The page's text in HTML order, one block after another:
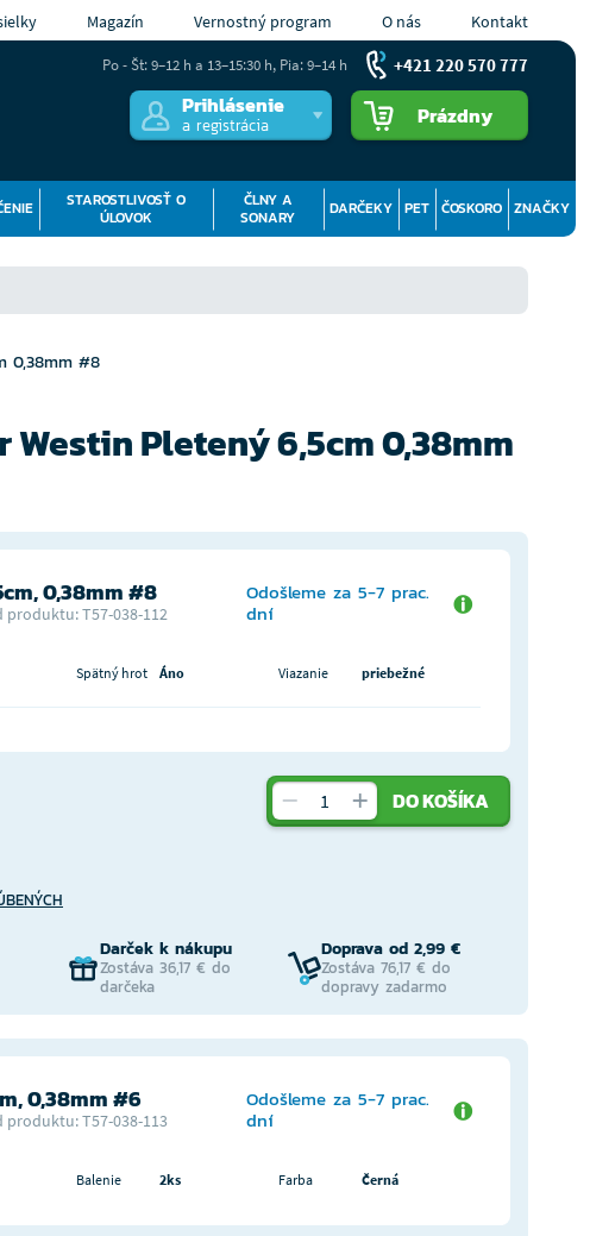
Magazín Vernostný program O nás Kontakt
Prihlásenie
a registrácia Prázdny
STAROSTLIVOSŤ O
ÚLOVOK
ČLNY A
SONARY
DARČEKY PET ČOSKORO ZNAČKY
Po - Št: 9–12 h a 13–15:30 h, Pia: 9–14 h +421 220 570 777
0,38mm #8
Westin Pletený 6,5cm 0,38mm
0,38mm #8
produktu: T57-038-112
Odošleme za 5-7 prac.
dní
Spätný hrot Áno Viazanie priebežné
DO KOŠÍKA
Darček k nákupu
Zostáva 36,17 € do
darčeka
Doprava od 2,99 €
Zostáva 76,17 € do
dopravy zadarmo
0,38mm #6
produktu: T57-038-113
Odošleme za 5-7 prac.
dní
Balenie 2ks Farba Černá